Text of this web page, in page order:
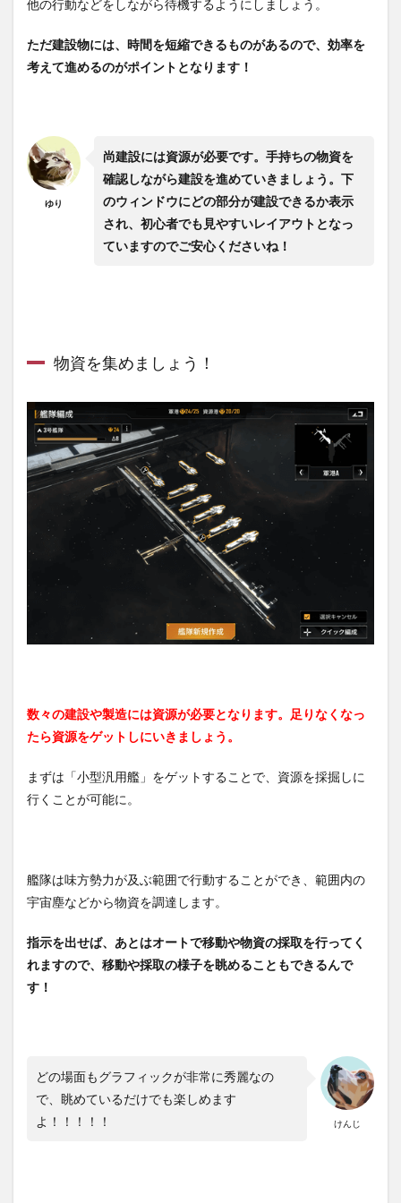
他の行動などをしながら待機するようにしましょう。
ただ建設物には、時間を短縮できるものがあるので、効率を
考えて進めるのがポイントとなります！
ゆり
尚建設には資源が必要です。手持ちの物資を
確認しながら建設を進めていきましょう。下
のウィンドウにどの部分が建設できるか表示
され、初心者でも見やすいレイアウトとなっ
ていますのでご安心くださいね！
物資を集めましょう！
数々の建設や製造には資源が必要となります。足りなくなっ
たら資源をゲットしにいきましょう。
まずは「小型汎用艦」をゲットすることで、資源を採掘しに
行くことが可能に。
艦隊は味方勢力が及ぶ範囲で行動することができ、範囲内の
宇宙塵などから物資を調達します。
指示を出せば、あとはオートで移動や物資の採取を行ってく
れますので、移動や採取の様子を眺めることもできるんで
す！
けんじ
どの場面もグラフィックが非常に秀麗なの
で、眺めているだけでも楽しめます
よ！！！！！